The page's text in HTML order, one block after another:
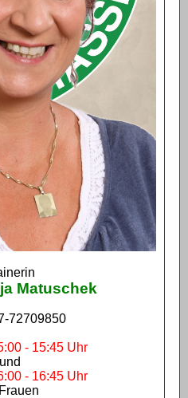
Matuschek
72709850
- 15:45 Uhr
und
- 16:45 Uhr